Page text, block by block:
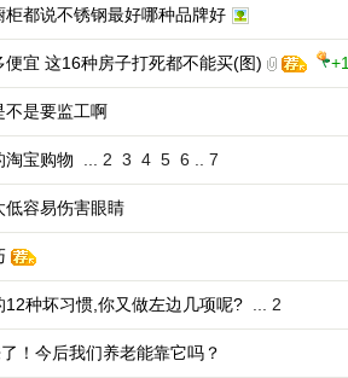
柜都说不锈钢最好哪种品牌好
便宜 这16种房子打死都不能买(图) +1
不是要监工啊
淘宝购物 2 3 4 5 6 7
低容易伤害眼睛
12种坏习惯,你又做左边几项呢? 2
！今后我们养老能靠它吗？